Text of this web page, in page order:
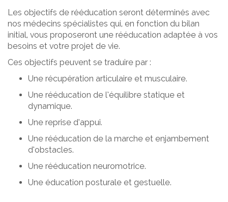
Les objectifs de rééducation seront déterminés avec
nos médecins spécialistes qui, en fonction du bilan
initial, vous proposeront une rééducation adaptée à vos
besoins et votre projet de vie.
Ces objectifs peuvent se traduire par :
Une récupération articulaire et musculaire.
Une rééducation de l’équilibre statique et
dynamique.
Une reprise d’appui.
Une rééducation de la marche et enjambement
d’obstacles.
Une rééducation neuromotrice.
Une éducation posturale et gestuelle.